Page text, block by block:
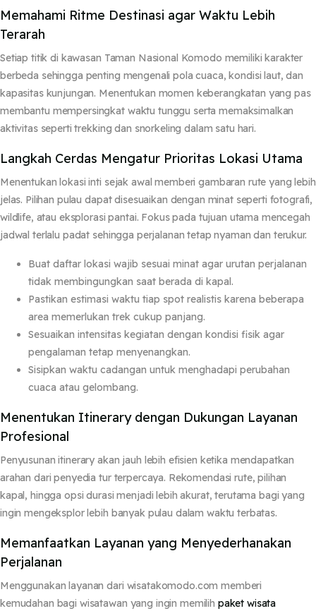
Memahami Ritme Destinasi agar Waktu Lebih
Terarah
Setiap titik di kawasan Taman Nasional Komodo memiliki karakter
berbeda sehingga penting mengenali pola cuaca, kondisi laut, dan
kapasitas kunjungan. Menentukan momen keberangkatan yang pas
membantu mempersingkat waktu tunggu serta memaksimalkan
aktivitas seperti trekking dan snorkeling dalam satu hari.
Langkah Cerdas Mengatur Prioritas Lokasi Utama
Menentukan lokasi inti sejak awal memberi gambaran rute yang lebih
jelas. Pilihan pulau dapat disesuaikan dengan minat seperti fotografi,
wildlife, atau eksplorasi pantai. Fokus pada tujuan utama mencegah
jadwal terlalu padat sehingga perjalanan tetap nyaman dan terukur.
Buat daftar lokasi wajib sesuai minat agar urutan perjalanan
tidak membingungkan saat berada di kapal.
Pastikan estimasi waktu tiap spot realistis karena beberapa
area memerlukan trek cukup panjang.
Sesuaikan intensitas kegiatan dengan kondisi fisik agar
pengalaman tetap menyenangkan.
Sisipkan waktu cadangan untuk menghadapi perubahan
cuaca atau gelombang.
Menentukan Itinerary dengan Dukungan Layanan
Profesional
Penyusunan itinerary akan jauh lebih efisien ketika mendapatkan
arahan dari penyedia tur terpercaya. Rekomendasi rute, pilihan
kapal, hingga opsi durasi menjadi lebih akurat, terutama bagi yang
ingin mengeksplor lebih banyak pulau dalam waktu terbatas.
Memanfaatkan Layanan yang Menyederhanakan
Perjalanan
Menggunakan layanan dari wisatakomodo.com memberi
kemudahan bagi wisatawan yang ingin memilih paket wisata